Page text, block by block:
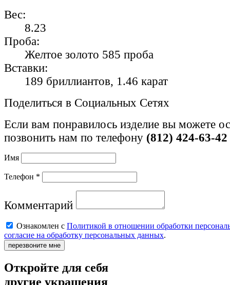
Вес:
8.23
Проба:
Желтое золото 585 проба
Вставки:
189 бриллиантов, 1.46 карат
Поделиться в Социальных Сетях
Если вам понравилось изделие вы можете
позвонить нам по телефону (812) 424-63-42
Имя
Телефон *
Комментарий
Ознакомлен с Политикой в отношении обработки
согласие на обработку персональных данных.
перезвоните мне
Откройте для себя
другие украшения